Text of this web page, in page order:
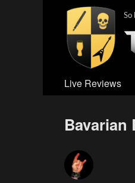
So
Live Reviews
Bavarian